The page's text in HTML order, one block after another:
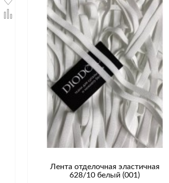
Лента отделочная эластичная
628/10 белый (001)